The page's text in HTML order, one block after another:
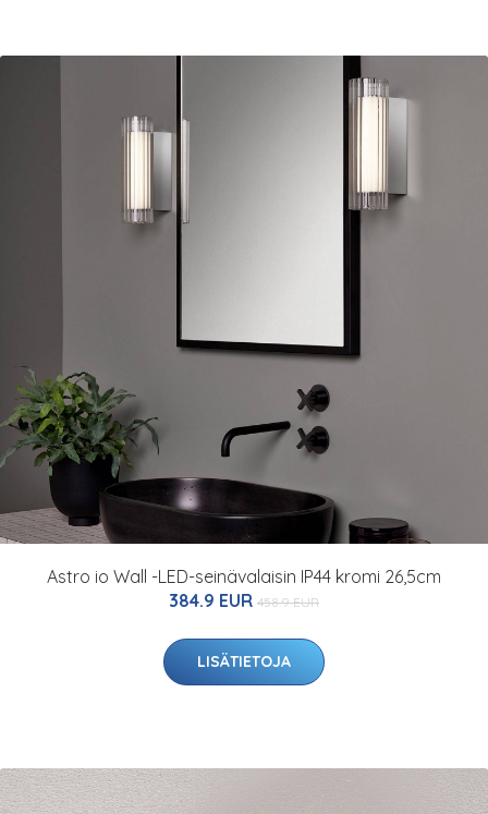
Astro io Wall -LED-seinävalaisin IP44 kromi 26,5cm
384.9 EUR 458.9 EUR
LISÄTIETOJA